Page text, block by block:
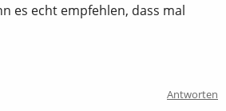
es echt empfehlen, dass mal
Antworten